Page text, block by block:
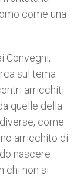
come una
Convegni,
sul tema
arricchiti
quelle della
come
arricchito di
nascere
chi non si